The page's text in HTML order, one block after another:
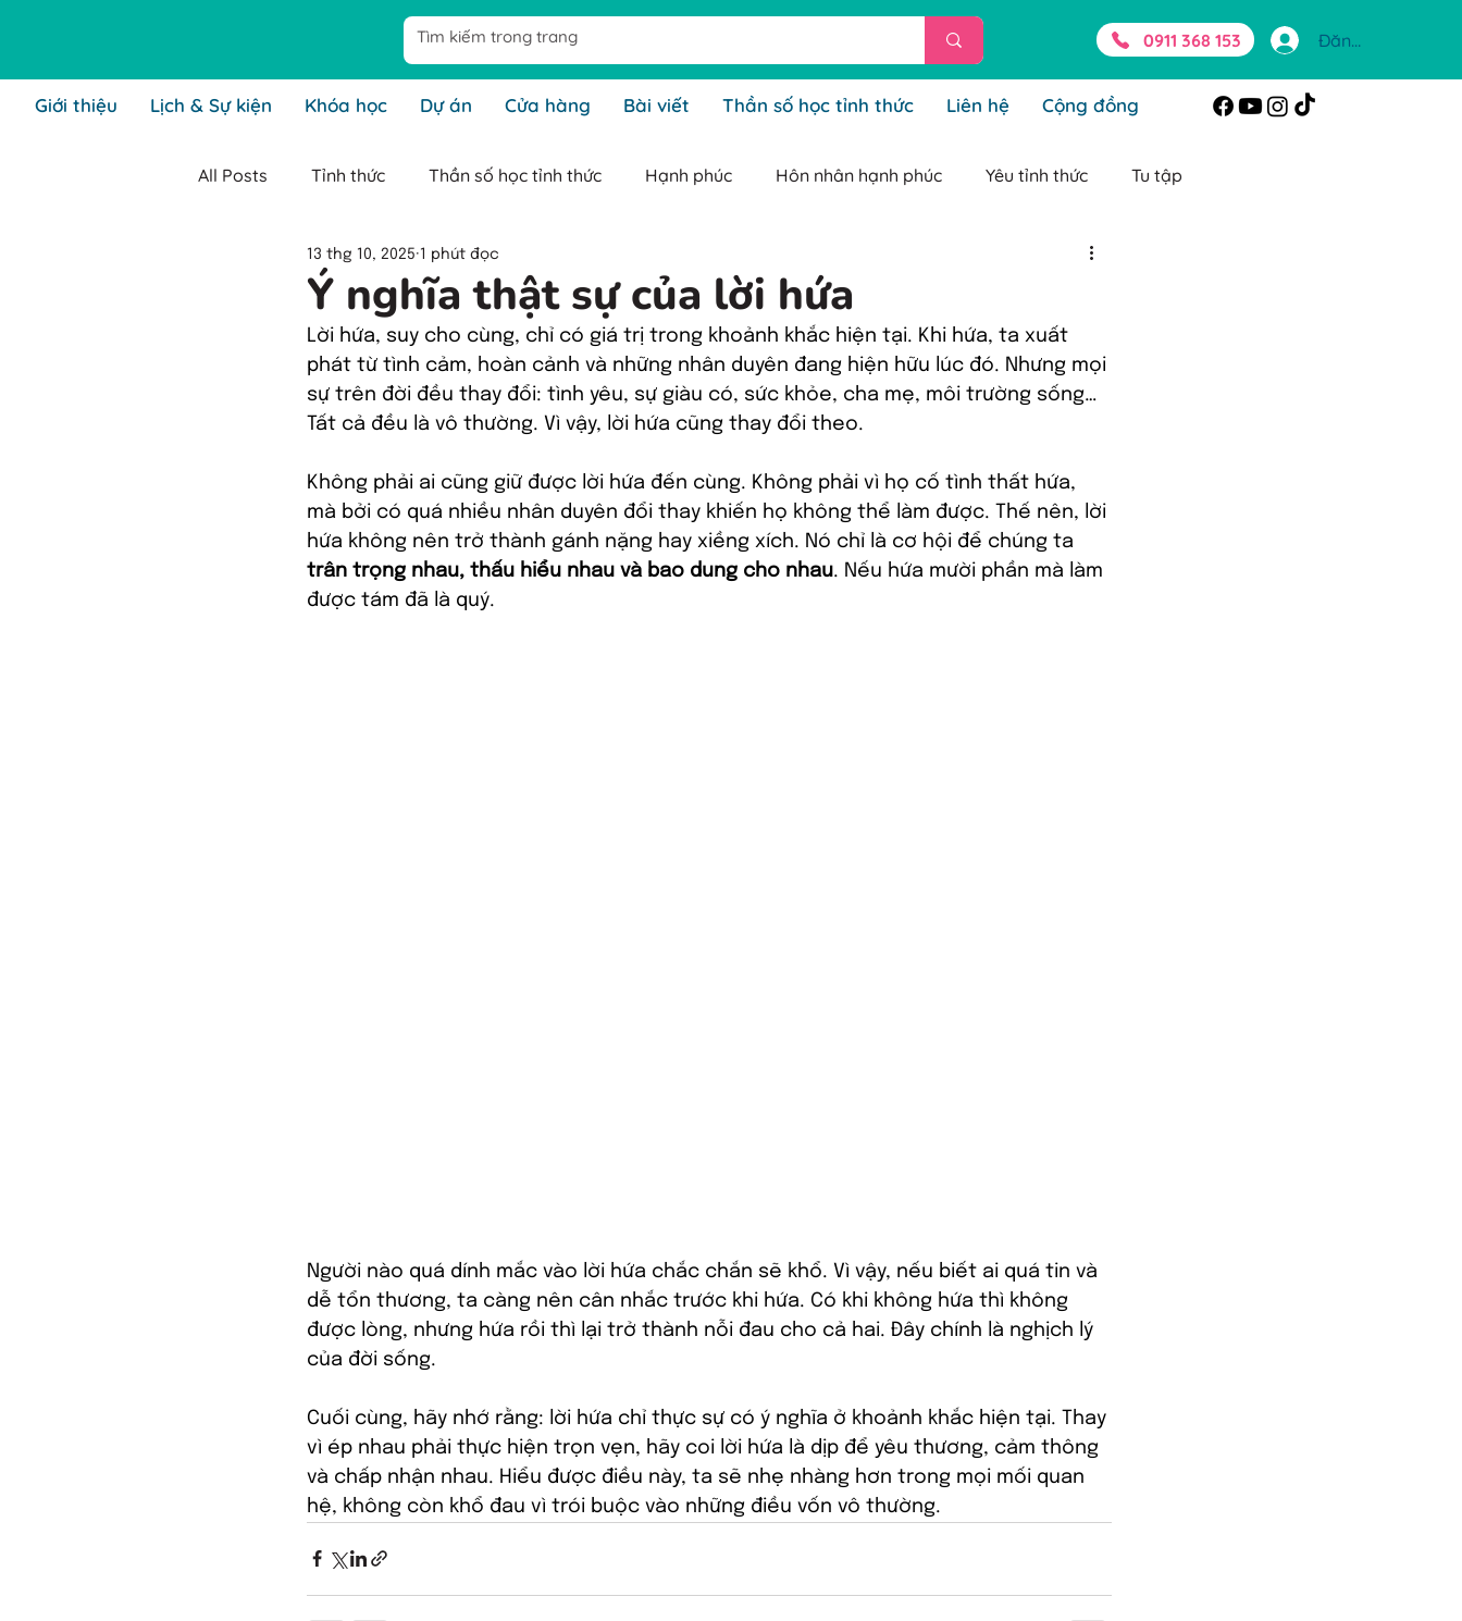
0911 368 153 Đăng nhập
Giới thiệu Lịch & Sự kiện Khóa học Dự án Cửa hàng Bài viết Thần số học tỉnh thức Liên hệ Cộng đồng
All Posts Tỉnh thức Thần số học tỉnh thức Hạnh phúc Hôn nhân hạnh phúc Yêu tỉnh thức Tu tập
Cha mẹ tỉnh thức Lãnh đạo tỉnh thức Chữa lành
Kiến thức Thần Số Học Tỉnh Thức thông báo lịch live stream thần số gieoduyenmienphi
Ý nghĩa thật sự của lời hứa
13 thg 10, 2025 1 phút đọc
Lời hứa, suy cho cùng, chỉ có giá trị trong khoảnh khắc hiện tại. Khi hứa, ta xuất
phát từ tình cảm, hoàn cảnh và những nhân duyên đang hiện hữu lúc đó. Nhưng mọi
sự trên đời đều thay đổi: tình yêu, sự giàu có, sức khỏe, cha mẹ, môi trường sống…
Tất cả đều là vô thường. Vì vậy, lời hứa cũng thay đổi theo.
Không phải ai cũng giữ được lời hứa đến cùng. Không phải vì họ cố tình thất hứa,
mà bởi có quá nhiều nhân duyên đổi thay khiến họ không thể làm được. Thế nên, lời
hứa không nên trở thành gánh nặng hay xiềng xích. Nó chỉ là cơ hội để chúng ta
trân trọng nhau, thấu hiểu nhau và bao dung cho nhau. Nếu hứa mười phần mà làm
được tám đã là quý.
Người nào quá dính mắc vào lời hứa chắc chắn sẽ khổ. Vì vậy, nếu biết ai quá tin và
dễ tổn thương, ta càng nên cân nhắc trước khi hứa. Có khi không hứa thì không
được lòng, nhưng hứa rồi thì lại trở thành nỗi đau cho cả hai. Đây chính là nghịch lý
của đời sống.
Cuối cùng, hãy nhớ rằng: lời hứa chỉ thực sự có ý nghĩa ở khoảnh khắc hiện tại. Thay
vì ép nhau phải thực hiện trọn vẹn, hãy coi lời hứa là dịp để yêu thương, cảm thông
và chấp nhận nhau. Hiểu được điều này, ta sẽ nhẹ nhàng hơn trong mọi mối quan
hệ, không còn khổ đau vì trói buộc vào những điều vốn vô thường.